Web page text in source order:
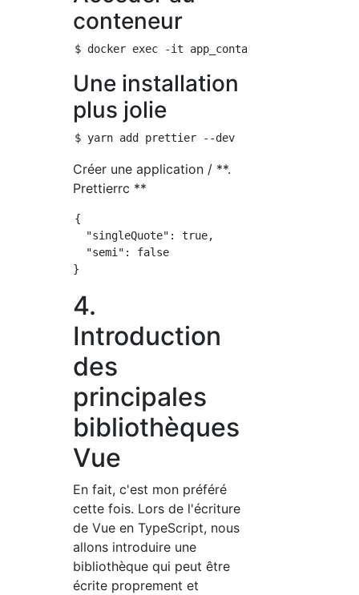
conteneur
Une installation
plus jolie
Créer une application / **.
Prettierrc **
{
  "singleQuote": true,
  "semi": false
4.
Introduction
des
principales
bibliothèques
Vue
En fait, c'est mon préféré
cette fois. Lors de l'écriture
de Vue en TypeScript, nous
allons introduire une
bibliothèque qui peut être
écrite proprement et